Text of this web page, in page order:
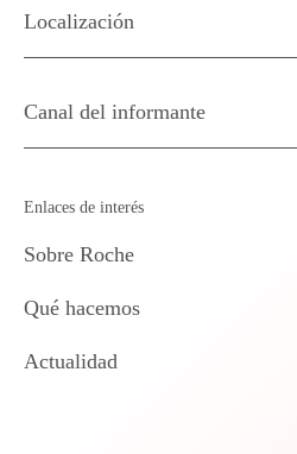
Localización
Canal del informante
Enlaces de interés
Sobre Roche
Qué hacemos
Actualidad